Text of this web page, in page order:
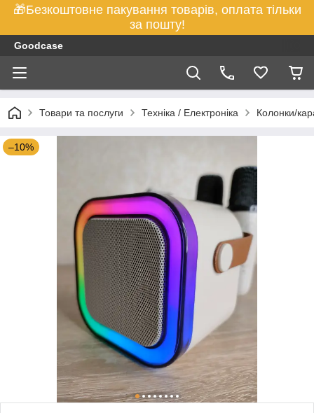
🎁Безкоштовне пакування товарів, оплата тільки
за пошту!
Goodcase
Товари та послуги Техніка / Електроніка Колонки/
–10%